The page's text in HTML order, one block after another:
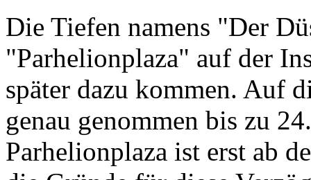
Die Tiefen namens "Der
"Parhelionplaza" auf der
später dazu kommen. Auf
genau genommen bis zu
Parhelionplaza ist erst ab